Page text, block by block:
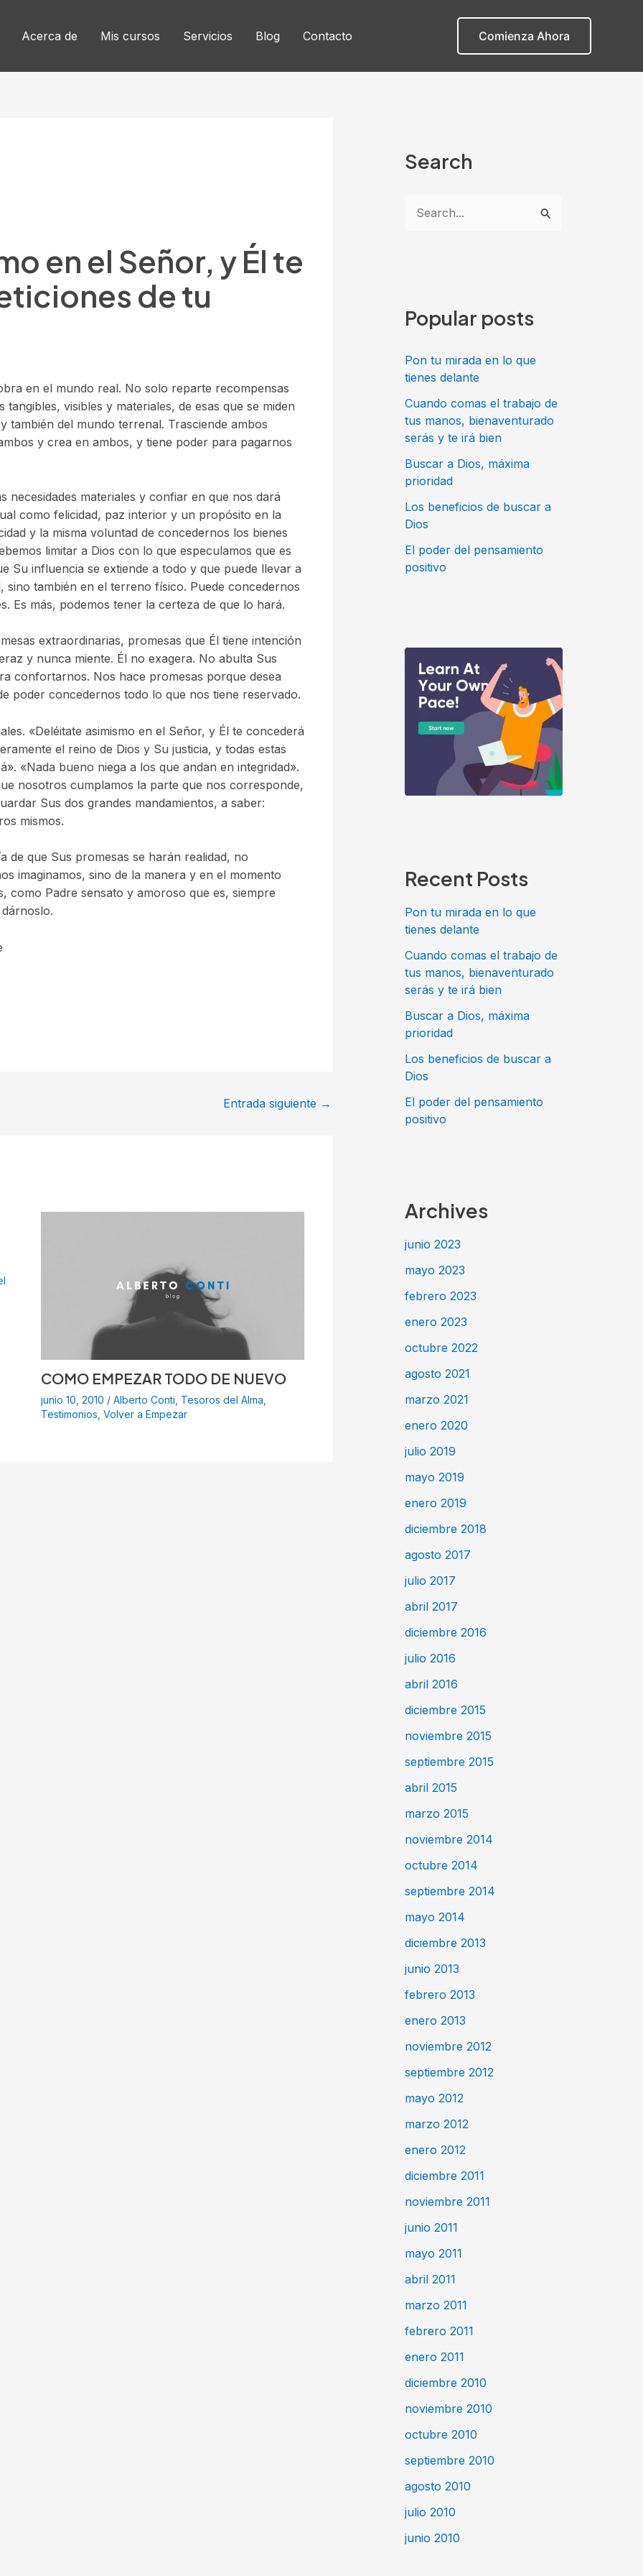
Acerca de Mis cursos Servicios Blog Contacto Comienza Ahora
en el Señor, y Él te
de tu
en el mundo real. No solo reparte recompensas
visibles y materiales, de esas que se miden
también del mundo terrenal. Trasciende ambos
y crea en ambos, y tiene poder para pagarnos
necesidades materiales y confiar en que nos dará
como felicidad, paz interior y un propósito en la
y la misma voluntad de concedernos los bienes
limitar a Dios con lo que especulamos que es
Su influencia se extiende a todo y que puede llevar a
también en el terreno físico. Puede concedernos
Es más, podemos tener la certeza de que lo hará.
extraordinarias, promesas que Él tiene intención
y nunca miente. Él no exagera. No abulta Sus
confortarnos. Nos hace promesas porque desea
poder concedernos todo lo que nos tiene reservado.
«Deléitate asimismo en el Señor, y Él te concederá
el reino de Dios y Su justicia, y todas estas
«Nada bueno niega a los que andan en integridad».
nosotros cumplamos la parte que nos corresponde,
Sus dos grandes mandamientos, a saber:
mismos.
de que Sus promesas se harán realidad, no
imaginamos, sino de la manera y en el momento
como Padre sensato y amoroso que es, siempre
Entrada siguiente →
COMO EMPEZAR TODO DE NUEVO
junio 10, 2010 / Alberto Conti Tesoros del Alma
Testimonios Volver a Empezar
Search
a
p
o
r
:
Popular posts
Pon tu mirada en lo que
tienes delante
Cuando comas el trabajo de
tus manos, bienaventurado
serás y te irá bien
Buscar a Dios, máxima
prioridad
Los beneficios de buscar a
Dios
El poder del pensamiento
positivo
Recent Posts
Pon tu mirada en lo que
tienes delante
Cuando comas el trabajo de
tus manos, bienaventurado
serás y te irá bien
Buscar a Dios, máxima
prioridad
Los beneficios de buscar a
Dios
El poder del pensamiento
positivo
Archives
junio 2023
mayo 2023
febrero 2023
enero 2023
octubre 2022
agosto 2021
marzo 2021
enero 2020
julio 2019
mayo 2019
enero 2019
diciembre 2018
agosto 2017
julio 2017
abril 2017
diciembre 2016
julio 2016
abril 2016
diciembre 2015
noviembre 2015
septiembre 2015
abril 2015
marzo 2015
noviembre 2014
octubre 2014
septiembre 2014
mayo 2014
diciembre 2013
junio 2013
febrero 2013
enero 2013
noviembre 2012
septiembre 2012
mayo 2012
marzo 2012
enero 2012
diciembre 2011
noviembre 2011
junio 2011
mayo 2011
abril 2011
marzo 2011
febrero 2011
enero 2011
diciembre 2010
noviembre 2010
octubre 2010
septiembre 2010
agosto 2010
julio 2010
junio 2010